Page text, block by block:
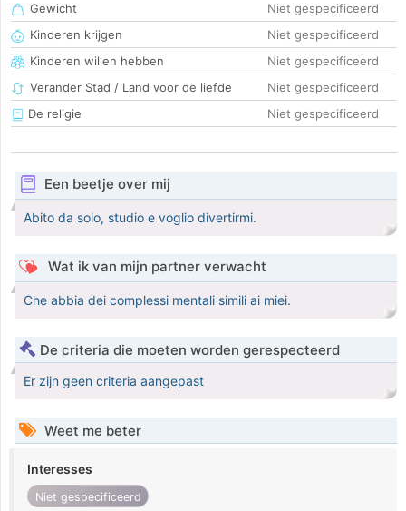
Gewicht
Niet gespecificeerd
Kinderen krijgen
Niet gespecificeerd
Kinderen willen hebben
Niet gespecificeerd
Verander Stad / Land voor de liefde
Niet gespecificeerd
De religie
Niet gespecificeerd
Een beetje over mij
Abito da solo, studio e voglio divertirmi.
Wat ik van mijn partner verwacht
Che abbia dei complessi mentali simili ai miei.
De criteria die moeten worden gerespecteerd
Er zijn geen criteria aangepast
Weet me beter
Interesses
Niet gespecificeerd